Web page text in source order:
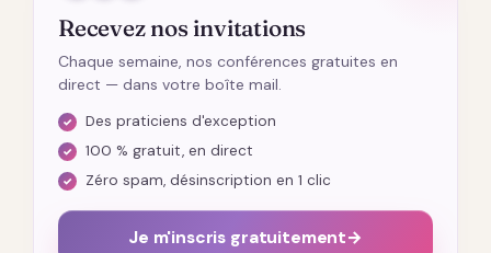
Recevez nos invitations
Chaque semaine, nos conférences gratuites en
direct — dans votre boîte mail.
Des praticiens d'exception
100 % gratuit, en direct
Zéro spam, désinscription en 1 clic
Je m'inscris gratuitement→